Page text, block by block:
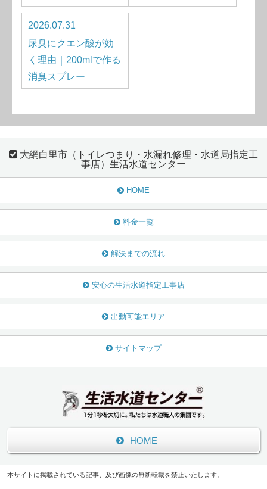
2026.07.31
尿臭にクエン酸が効
く理由｜200mlで作る
消臭スプレー
大網白里市（トイレつまり・水漏れ修理・水道局指定工
事店）生活水道センター
HOME
料金一覧
解決までの流れ
安心の生活水道指定工事店
出動可能エリア
サイトマップ
HOME
本サイトに掲載されている記事、及び画像の無断転載を禁止いたします。